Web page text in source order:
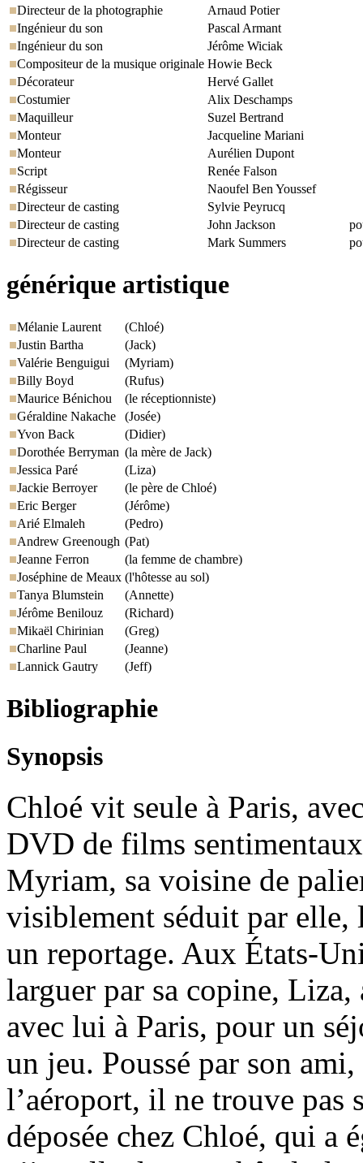
Directeur de la photographie
Arnaud Potier
Ingénieur du son
Pascal Armant
Ingénieur du son
Jérôme Wiciak
Compositeur de la musique originale Howie Beck
Décorateur
Hervé Gallet
Costumier
Alix Deschamps
Maquilleur
Suzel Bertrand
Monteur
Jacqueline Mariani
Monteur
Aurélien Dupont
Script
Renée Falson
Régisseur
Naoufel Ben Youssef
Directeur de casting
Sylvie Peyrucq
Directeur de casting
John Jackson
Directeur de casting
Mark Summers
générique artistique
Mélanie Laurent
(Chloé)
Justin Bartha
(Jack)
Valérie Benguigui
(Myriam)
Billy Boyd
(Rufus)
Maurice Bénichou
(le réceptionniste)
Géraldine Nakache
(Josée)
Yvon Back
(Didier)
Dorothée Berryman (la mère de Jack)
Jessica Paré
(Liza)
Jackie Berroyer
(le père de Chloé)
Eric Berger
(Jérôme)
Arié Elmaleh
(Pedro)
Andrew Greenough (Pat)
Jeanne Ferron
(la femme de chambre)
Joséphine de Meaux (l'hôtesse au sol)
Tanya Blumstein
(Annette)
Jérôme Benilouz
(Richard)
Mikaël Chirinian
(Greg)
Charline Paul
(Jeanne)
Lannick Gautry
(Jeff)
Bibliographie
Synopsis
Chloé vit seule à Paris,
DVD de films
Myriam, sa voisine de
visiblement séduit par
un reportage. Aux États-
larguer par sa copine,
avec lui à Paris, pour un
un jeu. Poussé par son
l’aéroport, il ne trouve pas
déposée chez Chloé, qui a